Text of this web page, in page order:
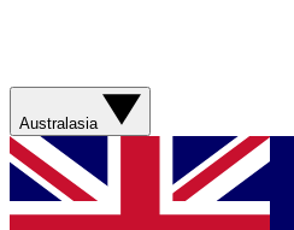
Australasia